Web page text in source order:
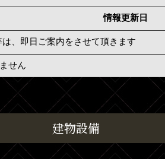
情報更新日
、即日ご案内をさせて頂きます
せん
建物設備